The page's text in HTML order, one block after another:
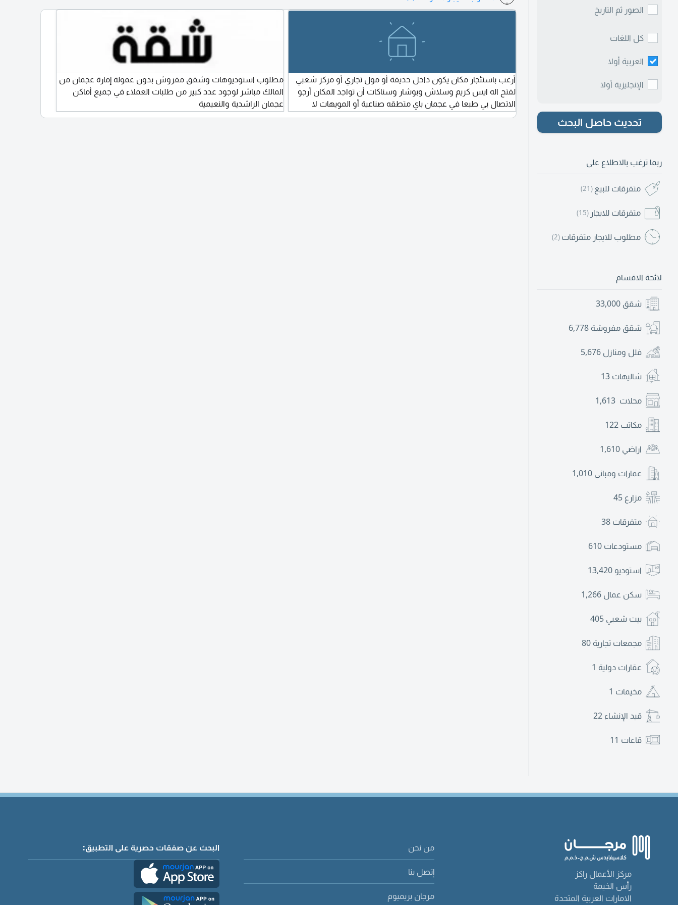
الصور ثم التاريخ
كل اللغات
العربية أولا
الإنجليزية أولا
تحديث حاصل البحث
ربما ترغب بالاطلاع على
متفرقات للبيع (21)
متفرقات للايجار (15)
مطلوب للايجار متفرقات (2)
لائحة الاقسام
شقق 33,000
شقق مفروشة 6,778
فلل ومنازل 5,676
شاليهات 13
محلات 1,613
مكاتب 122
اراضي 1,610
عمارات ومباني 1,010
مزارع 45
متفرقات 38
مستودعات 610
استوديو 13,420
سكن عمال 1,266
بيت شعبي 405
مجمعات تجارية 80
عقارات دولية 1
مخيمات 1
قيد الإنشاء 22
قاعات 11
شخص واحد 1300 درهم زوج وزوجة 1400 درهم
متاح ابتداء من أول الشهر تواصل معنا الآن للحجز
1600 درهم تواصل معنا الآن للحجز أو لمزيد من
650 درهم الراشدية 3 قريب من الجراند مول
أرغب باستئجار مكان يكون داخل حديقة أو مول تجاري أو مركز شعبي
لفتح اله ايس كريم وسلاش وبوشار وسناكات أن تواجد المكان أرجو
الاتصال بي طبعا في عجمان باي متطقه صناعية أو المويهات لا
مشكلة
مطلوب استوديوهات وشقق مفروش بدون عمولة إمارة عجمان من
المالك مباشر لوجود عدد كبير من طلبات العملاء في جميع أماكن
عجمان الراشدية والنعيمية
مركز الأعمال راكز
رأس الخيمة
الامارات العربية المتحدة
من نحن
إتصل بنا
مرجان بريميوم
البحث عن صفقات حصرية على التطبيق: